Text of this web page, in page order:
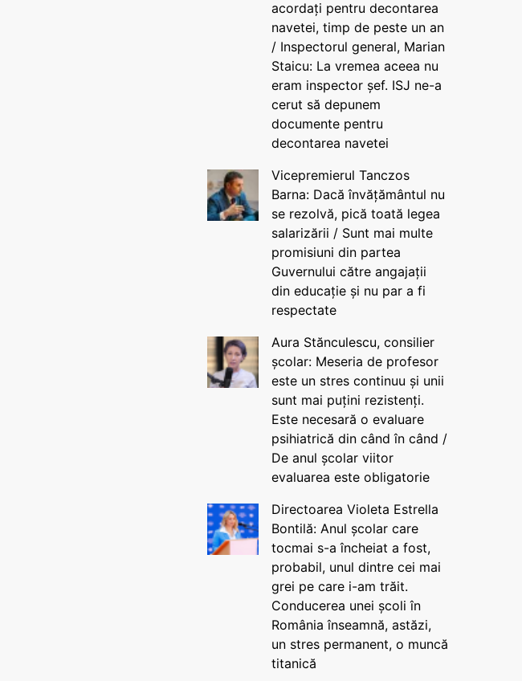
acordați pentru decontarea
navetei, timp de peste un an
/ Inspectorul general, Marian
Staicu: La vremea aceea nu
eram inspector șef. ISJ ne-a
cerut să depunem
documente pentru
decontarea navetei
Vicepremierul Tanczos
Barna: Dacă învățământul nu
se rezolvă, pică toată legea
salarizării / Sunt mai multe
promisiuni din partea
Guvernului către angajații
din educație și nu par a fi
respectate
Aura Stănculescu, consilier
școlar: Meseria de profesor
este un stres continuu și unii
sunt mai puțini rezistenți.
Este necesară o evaluare
psihiatrică din când în când /
De anul școlar viitor
evaluarea este obligatorie
Directoarea Violeta Estrella
Bontilă: Anul școlar care
tocmai s-a încheiat a fost,
probabil, unul dintre cei mai
grei pe care i-am trăit.
Conducerea unei școli în
România înseamnă, astăzi,
un stres permanent, o muncă
titanică